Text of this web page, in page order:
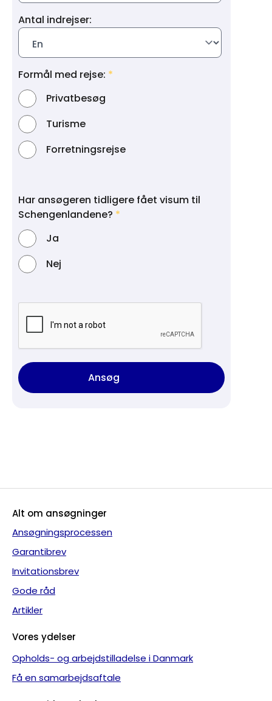
Antal indrejser:
Formål med rejse:
Privatbesøg
Turisme
Forretningsrejse
Har ansøgeren tidligere fået visum til
Schengenlandene?
Ja
Nej
Ansøg
Alt om ansøgninger
Ansøgningsprocessen
Garantibrev
Invitationsbrev
Gode råd
Artikler
Vores ydelser
Opholds- og arbejdstilladelse i Danmark
Få en samarbejdsaftale